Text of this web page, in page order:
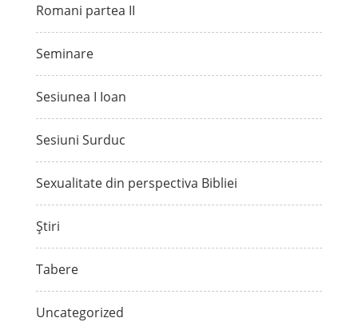
Romani partea II
Seminare
Sesiunea I Ioan
Sesiuni Surduc
Sexualitate din perspectiva Bibliei
Știri
Tabere
Uncategorized